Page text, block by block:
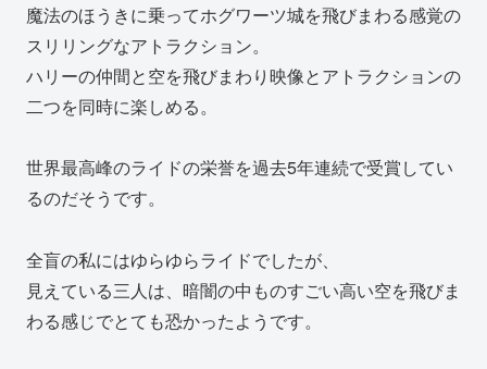
魔法のほうきに乗ってホグワーツ城を飛びまわる感覚の
スリリングなアトラクション。
ハリーの仲間と空を飛びまわり映像とアトラクションの
二つを同時に楽しめる。
世界最高峰のライドの栄誉を過去5年連続で受賞してい
るのだそうです。
全盲の私にはゆらゆらライドでしたが、
見えている三人は、暗闇の中ものすごい高い空を飛びま
わる感じでとても恐かったようです。